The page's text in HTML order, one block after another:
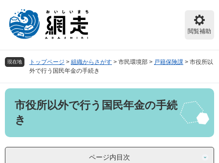
頭
で
飛
ば
閲覧補助
現在地 トップページ > 組織からさがす > 市民環境部 > 戸籍保険課 > 市役所以
外で行う国民年金の手続き
本
市役所以外で行う国民年金の手続
き
ページ内目次